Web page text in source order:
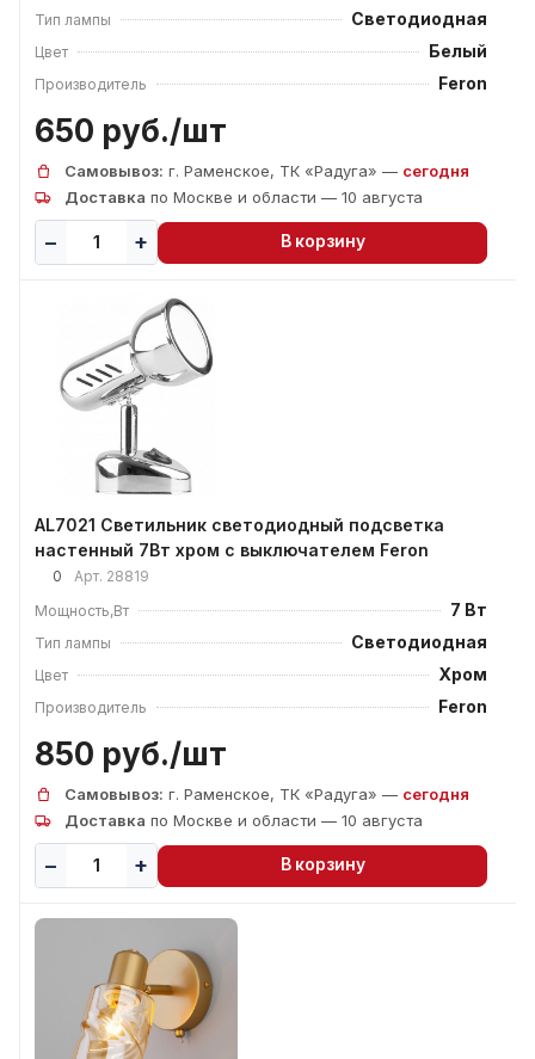
Тип лампы Светодиодная
Цвет Белый
Производитель Feron
650 руб./шт
Самовывоз: г. Раменское, ТК «Радуга» — сегодня
Доставка по Москве и области — 10 августа
В корзину
AL7021 Светильник светодиодный подсветка
настенный 7Вт хром с выключателем Feron
0 Арт. 28819
Мощность,Вт
7 Вт
Тип лампы Светодиодная
Цвет Хром
Производитель Feron
850 руб./шт
Самовывоз: г. Раменское, ТК «Радуга» — сегодня
Доставка по Москве и области — 10 августа
В корзину